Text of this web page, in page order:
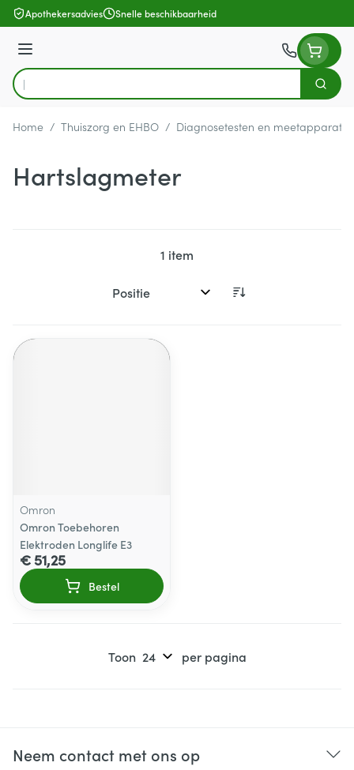
Ga naar de inhoud
Apothekersadvies Snelle beschikbaarheid
Menu
Product, merk, categorie...
Zoek
Home / Thuiszorg en EHBO / Diagnosetesten en
Hartslagmeter
1 item
Sorteer op:
Omron
Omron Toebehoren
Elektroden Longlife E3
€ 51,25
Bestel
Toon per pagina
Neem contact met ons op